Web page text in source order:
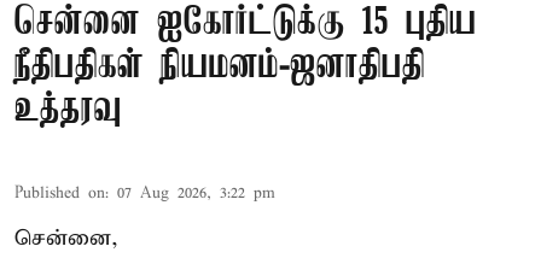
சென்னை ஐகோர்ட்டுக்கு 15 புதிய
நீதிபதிகள் நியமனம்-ஜனாதிபதி
உத்தரவு
Published on: 07 Aug 2026, 3:22 pm
சென்னை,